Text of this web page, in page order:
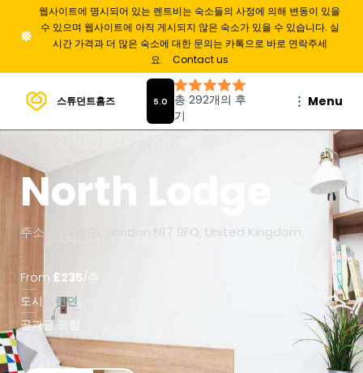
웹사이트에 명시되어 있는 렌트비는 숙소들의 사정에 의해 변동이 있을
수 있으며 웹사이트에 아직 게시되지 않은 숙소가 있을 수 있습니다. 실
시간 가격과 더 많은 숙소에 대한 문의는 카톡으로 바로 연락주세
요.
Contact us
스튜던트홈즈 Menu
North Lodge
주소: Lebus St, London N17 9FQ, United Kingdom
From £235/주
도시
런던
공과금 포함